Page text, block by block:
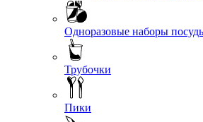
Одноразовые наборы
Трубочки
Пики